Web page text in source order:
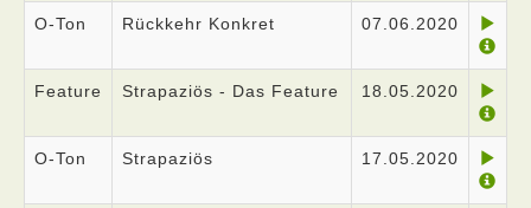
O-Ton Rückkehr Konkret 07.06.2020
Feature Strapaziös - Das Feature 18.05.2020
O-Ton Strapaziös 17.05.2020